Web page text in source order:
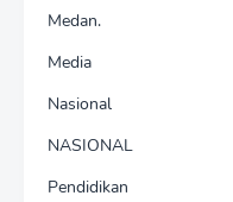
Medan.
Media
Nasional
NASIONAL
Pendidikan